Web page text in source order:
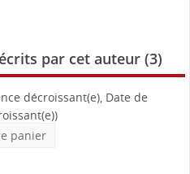
par cet auteur (3)
décroissant(e), Date de
panier